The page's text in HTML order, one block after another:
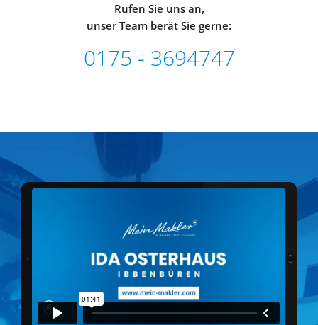
Rufen Sie uns an,
unser Team berät Sie gerne:
0175 - 3694747